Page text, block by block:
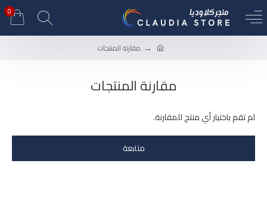
0
مقارنة المنتجات
مقارنة المنتجات
لم تقم باختيار أي منتج للمقارنة.
متابعة